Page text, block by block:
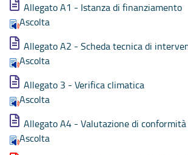
Allegato A1 - Istanza di finanziamento
Ascolta
Allegato A2 - Scheda tecnica di
Ascolta
Allegato 3 - Verifica climatica
Ascolta
Allegato A4 - Valutazione di
Ascolta